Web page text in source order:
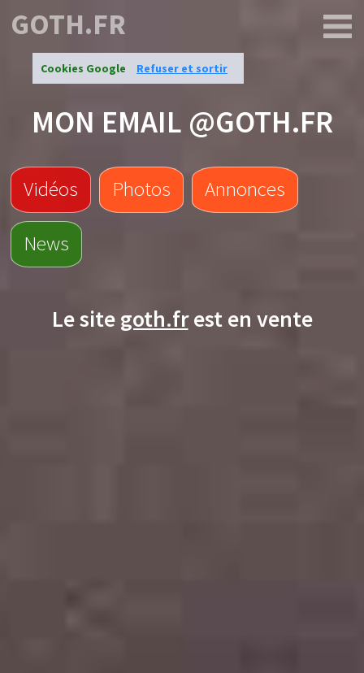
Cookies Google Refuser et sortir
GOTH.FR
MON EMAIL @GOTH.FR
Vidéos Photos Annonces
News
Le sitegoth.frest en vente